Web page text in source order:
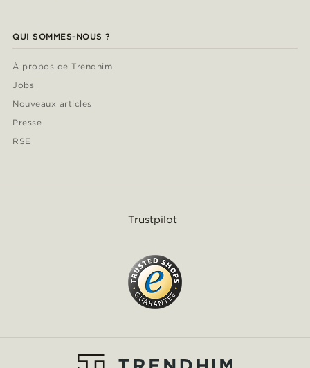
QUI SOMMES-NOUS ?
À propos de Trendhim
Jobs
Nouveaux articles
Presse
RSE
Trustpilot